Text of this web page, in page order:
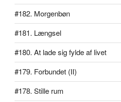
#182. Morgenbøn
#181. Længsel
#180. At lade sig fylde af livet
#179. Forbundet (II)
#178. Stille rum